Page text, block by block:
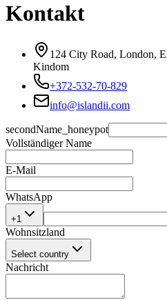
Kontakt
124 City Road, London,
Kindom
+372-532-70-829
info@islandii.com
secondName_honeypot
Vollständiger Name
E-Mail
WhatsApp
+1
Wohnsitzland
Select country
Nachricht